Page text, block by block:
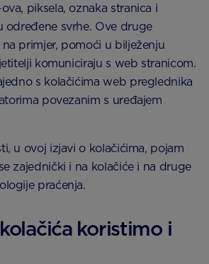
piksela, oznaka stranica i
određene svrhe. Ove druge
primjer, pomoći u bilježenju
komuniciraju s web stranicom.
s kolačićima web preglednika
povezanim s uređajem
u ovoj izjavi o kolačićima, pojam
zajednički i na kolačiće i na druge
praćenja.
koristimo i